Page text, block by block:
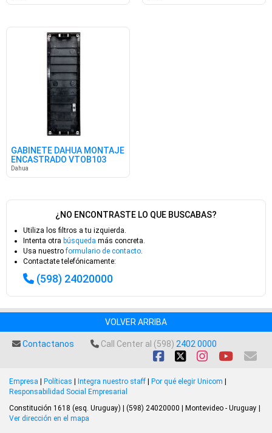
GABINETE DAHUA MONTAJE
ENCASTRADO VTOB103
Dahua
¿NO ENCONTRASTE LO QUE BUSCABAS?
Utiliza los filtros a tu izquierda.
Intenta otra búsqueda más concreta.
Usa nuestroformulario de contacto.
Contactate telefónicamente:
(598) 24020000
VOLVER ARRIBA
Contactanos Call Center al (598) 2402 0000
Empresa Políticas Integra nuestro staff Por qué elegir Unicom
Responsabilidad Social Empresarial
Constitución 1618 (esq. Uruguay) | (598) 24020000 | Montevideo - Uruguay |
Ver dirección en el mapa